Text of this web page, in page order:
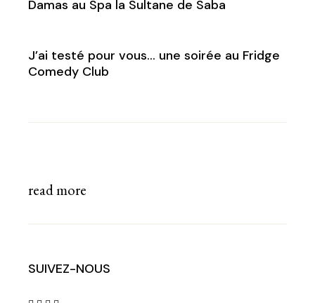
Damas au Spa la Sultane de Saba
J’ai testé pour vous… une soirée au Fridge
Comedy Club
read more
SUIVEZ-NOUS